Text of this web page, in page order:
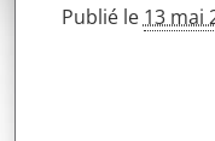
Publié le 13 mai